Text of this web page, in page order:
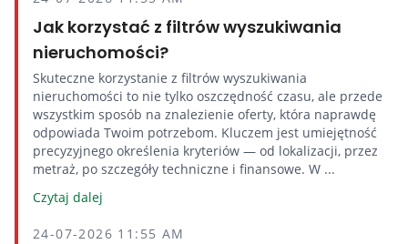
Jak korzystać z filtrów wyszukiwania
nieruchomości?
Skuteczne korzystanie z filtrów wyszukiwania
nieruchomości to nie tylko oszczędność czasu, ale przede
wszystkim sposób na znalezienie oferty, która naprawdę
odpowiada Twoim potrzebom. Kluczem jest umiejętność
precyzyjnego określenia kryteriów — od lokalizacji, przez
metraż, po szczegóły techniczne i finansowe. W ...
Czytaj dalej
24-07-2026 11:55 AM